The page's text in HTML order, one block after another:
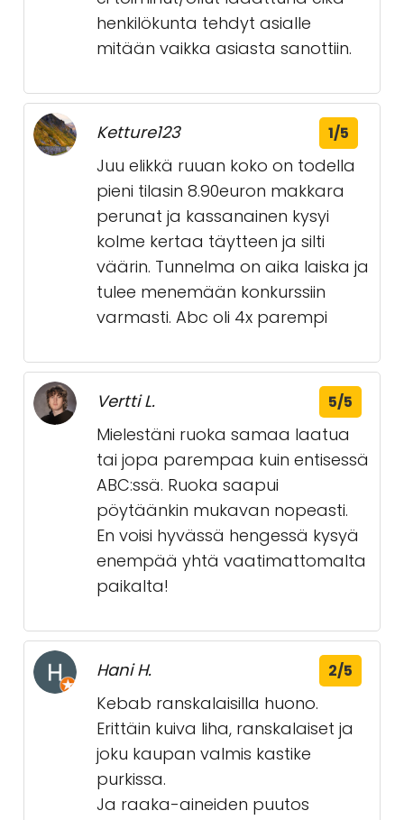
henkilökunta tehdyt asialle
mitään vaikka asiasta sanottiin.
Ketture123 1/5
Juu elikkä ruuan koko on todella
pieni tilasin 8.90euron makkara
perunat ja kassanainen kysyi
kolme kertaa täytteen ja silti
väärin. Tunnelma on aika laiska ja
tulee menemään konkurssiin
varmasti. Abc oli 4x parempi
Vertti L. 5/5
Mielestäni ruoka samaa laatua
tai jopa parempaa kuin entisessä
ABC:ssä. Ruoka saapui
pöytäänkin mukavan nopeasti.
En voisi hyvässä hengessä kysyä
enempää yhtä vaatimattomalta
paikalta!
Hani H. 2/5
Kebab ranskalaisilla huono.
Erittäin kuiva liha, ranskalaiset ja
joku kaupan valmis kastike
purkissa.
Ja raaka-aineiden puutos